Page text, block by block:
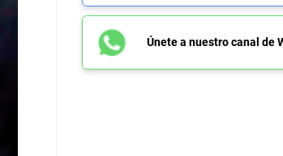
Únete a nuestro canal de